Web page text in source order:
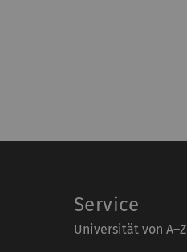
Service
Universität von A–Z